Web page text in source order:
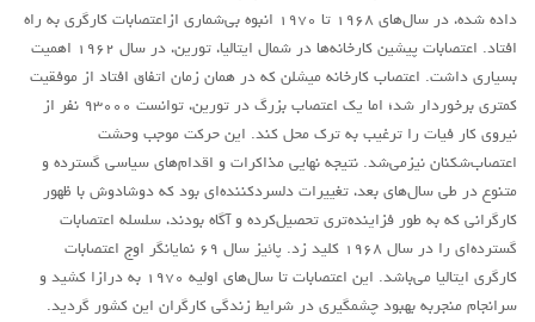
SWP حزب کارگر سوسیالیست
آنارشیست ها
مارکسیسم
تروتسکیسم
استالینیسم
آنارکو سندیکالیسم
آموزش مارکسیستی
داده شده، در سال‌های ۱۹۶۸ تا ۱۹۷۰ انبوه بی‌شماری ازاعتصابات کارگری به راه
افتاد. اعتصابات پیشین کارخانه‌ها در شمال ایتالیا، تورین، در سال ۱۹۶۲ اهمیت
بسیاری داشت. اعتصاب کارخانه میشلن که در همان زمان اتفاق افتاد از موفقیت
کمتری برخوردار شد؛ اما یک اعتصاب بزرگ در تورین، توانست ۹۳۰۰۰ نفر از
نیروی کار فیات را ترغیب به ترک محل کند. این حرکت موجب وحشت
اعتصاب‌شکنان نیزمی‌شد. نتیجه نهایی مذاکرات و اقدام‌های سیاسی گسترده‌ و
متنوع در طی سال‌های بعد، تغییرات دلسردکننده‌‌ای بود که دوشادوش با ظهور
کارگرانی که به طور فزاینده‌تری تحصیل‌کرده و آگاه بودند، سلسله اعتصابات
گسترده‌ای را در سال ۱۹۶۸ کلید زد. پائیز سال ۶۹ نمایانگر اوج اعتصابات
کارگری ایتالیا می‌باشد. این اعتصابات تا سال‌های اولیه ۱۹۷۰ به درازا کشید و
سرانجام منجربه بهبود چشمگیری در شرایط زندگی کارگران این کشور گردید.